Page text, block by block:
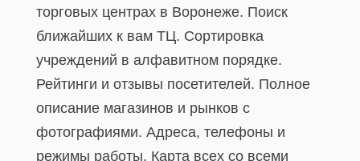
торговых центрах в Воронеже. Поиск
ближайших к вам ТЦ. Сортировка
учреждений в алфавитном порядке.
Рейтинги и отзывы посетителей. Полное
описание магазинов и рынков с
фотографиями. Адреса, телефоны и
режимы работы. Карта всех со всеми